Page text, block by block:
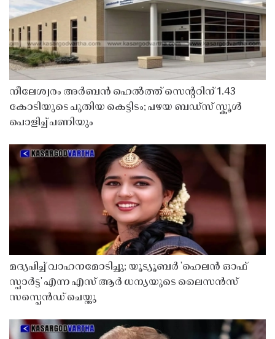
നീലേശ്വരം അർബൻ ഹെൽത്ത് സെൻ്ററിന് 1.43
കോടിയുടെ പുതിയ കെട്ടിടം; പഴയ ബഡ്സ് സ്കൂൾ
പൊളിച്ച് പണിയും
മദ്യപിച്ച് വാഹനമോടിച്ചു; യൂട്യൂബർ 'ഹെലൻ ഓഫ്
സ്പാർട്ട' എന്ന എസ് ആർ ധന്യയുടെ ലൈസൻസ്
സസ്പെൻഡ് ചെയ്തു ​​​​​​​